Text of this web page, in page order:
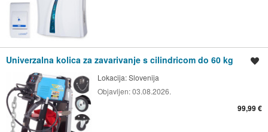
Univerzalna kolica za zavarivanje s cilindricom do 60 kg
Lokacija:Slovenija
Objavljen:03.08.2026.
99,99 €